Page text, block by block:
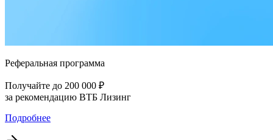
Реферальная программа
Получайте до 200 000 ₽
за рекомендацию ВТБ Лизинг
Подробнее